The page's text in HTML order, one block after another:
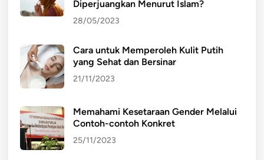
Diperjuangkan Menurut Islam?
28/05/2023
Cara untuk Memperoleh Kulit Putih
yang Sehat dan Bersinar
21/11/2023
Memahami Kesetaraan Gender Melalui
Contoh-contoh Konkret
25/11/2023